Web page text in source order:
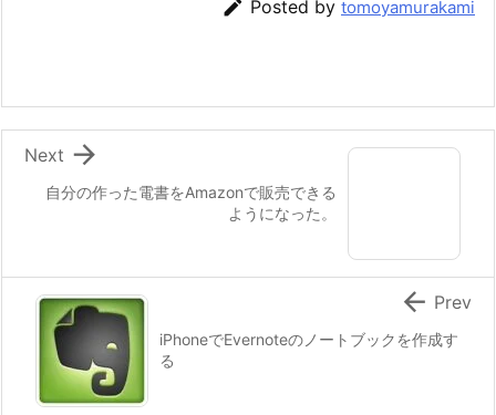
 Posted by tomoyamurakami
自分の作った電書をAmazonで販売できる
ようになった。

Next
iPhoneでEvernoteのノートブックを作成す
る
 Prev